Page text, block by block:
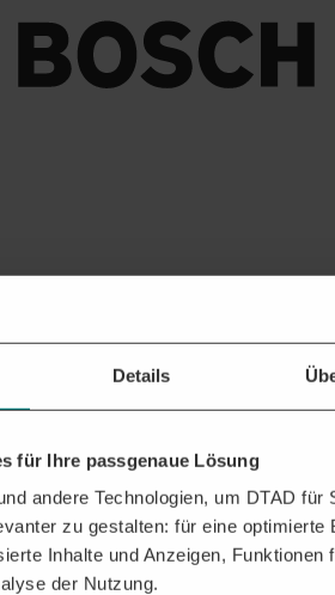
Details
für Ihre passgenaue Lösung
andere Technologien, um DTAD für
zu gestalten: für eine optimierte
Inhalte und Anzeigen, Funktionen
der Nutzung.